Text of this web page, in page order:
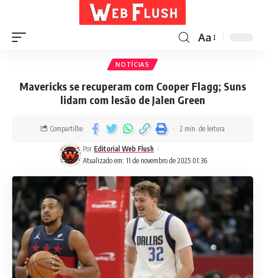
Aa
NOTÍCIAS
Mavericks se recuperam com Cooper Flagg; Suns
lidam com lesão de Jalen Green
Atualizado em: 11 de novembro de 2025 01:36
Por Editorial Web Flush
Compartilhe 2 min. de leitura